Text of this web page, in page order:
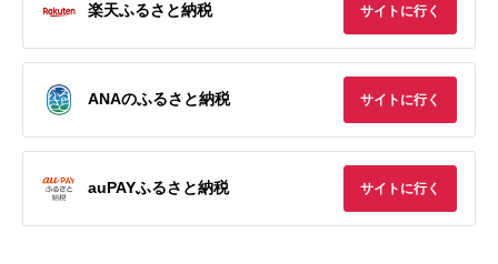
楽天ふるさと納税 サイトに行く
ANAのふるさと納税 サイトに行く
auPAYふるさと納税 サイトに行く